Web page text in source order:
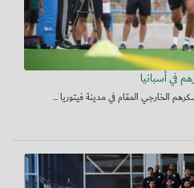
في أسبانيا
الخارجي المقام في مدينة فيتوريا ...